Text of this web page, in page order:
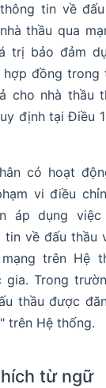
tin về
thầu qua
trị bảo đảm
hợp đồng trong
cho nhà thầu
định tại Điều
có hoạt
vi điều
áp dụng việc
về đấu thầu
trên Hệ
gia. Trong
thầu được
trên Hệ thống.
từ ngữ